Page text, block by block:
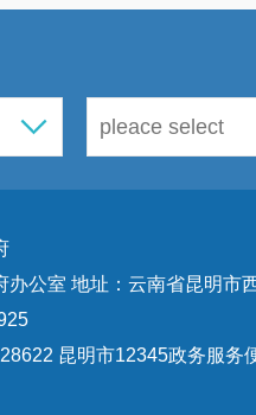
公室 地址：云南省昆明市
昆明市12345政务服务